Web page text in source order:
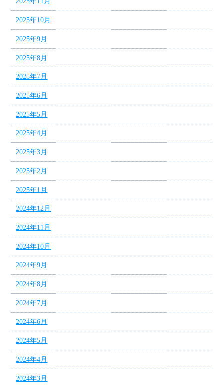
2025年10月
2025年9月
2025年8月
2025年7月
2025年6月
2025年5月
2025年4月
2025年3月
2025年2月
2025年1月
2024年12月
2024年11月
2024年10月
2024年9月
2024年8月
2024年7月
2024年6月
2024年5月
2024年4月
2024年3月